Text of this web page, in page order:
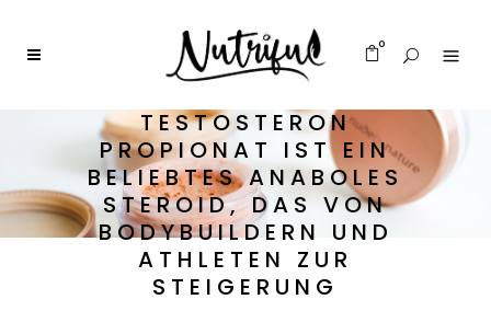
0
TESTOSTERON
PROPIONAT IST EIN
BELIEBTES ANABOLES
STEROID, DAS VON
BODYBUILDERN UND
ATHLETEN ZUR
STEIGERUNG